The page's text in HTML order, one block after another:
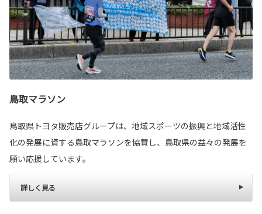
鳥取マラソン
鳥取県トヨタ販売店グループは、地域スポーツの振興と地域活性
化の発展に資する鳥取マラソンを協賛し、鳥取県の益々の発展を
願い応援しています。
詳しく見る